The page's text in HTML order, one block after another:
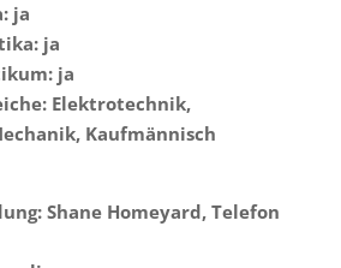
ja
ja
ja
Elektrotechnik,
Kaufmännisch
Shane Homeyard, Telefon